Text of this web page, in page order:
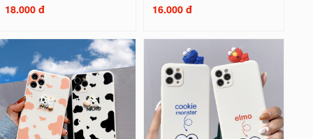
18.000 đ 16.000 đ